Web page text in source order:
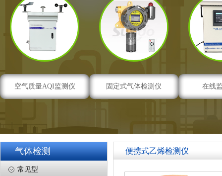
空气质量AQI监测仪 固定式气体检测仪 在线
气体检测
常见型
便携式乙烯检测仪